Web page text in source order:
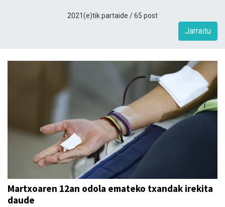
2021(e)tik partaide / 65 post
Jarraitu
Martxoaren 12an odola emateko txandak irekita
daude